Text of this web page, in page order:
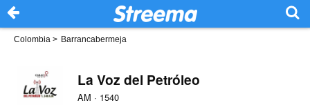
Colombia > Barrancabermeja
La Voz del Petróleo
AM · 1540